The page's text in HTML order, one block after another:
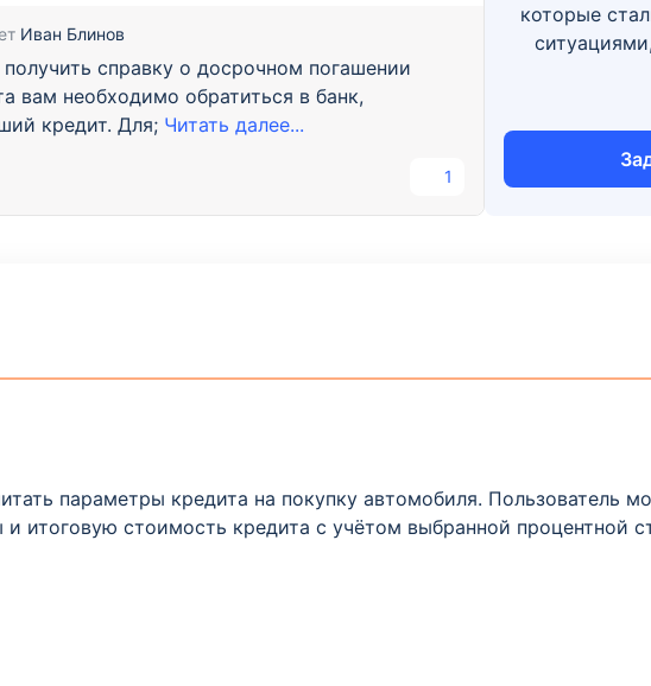
Иван Блинов
справку о досрочном погашении
вам необходимо обратиться в банк,
кредит. Для; Читать далее...
1
которые
параметры кредита на покупку автомобиля. Пользователь
итоговую стоимость кредита с учётом выбранной процентной